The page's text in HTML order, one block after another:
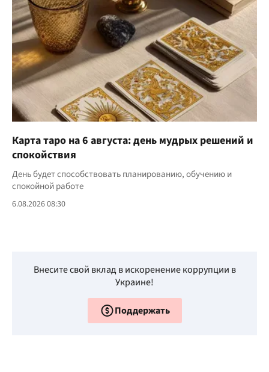
Карта таро на 6 августа: день мудрых решений и
спокойствия
День будет способствовать планированию, обучению и
спокойной работе
6.08.2026 08:30
Внесите свой вклад в искоренение коррупции в
Украине!
Поддержать